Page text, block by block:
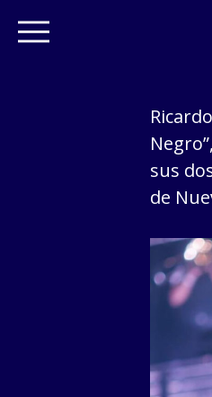
sus
de